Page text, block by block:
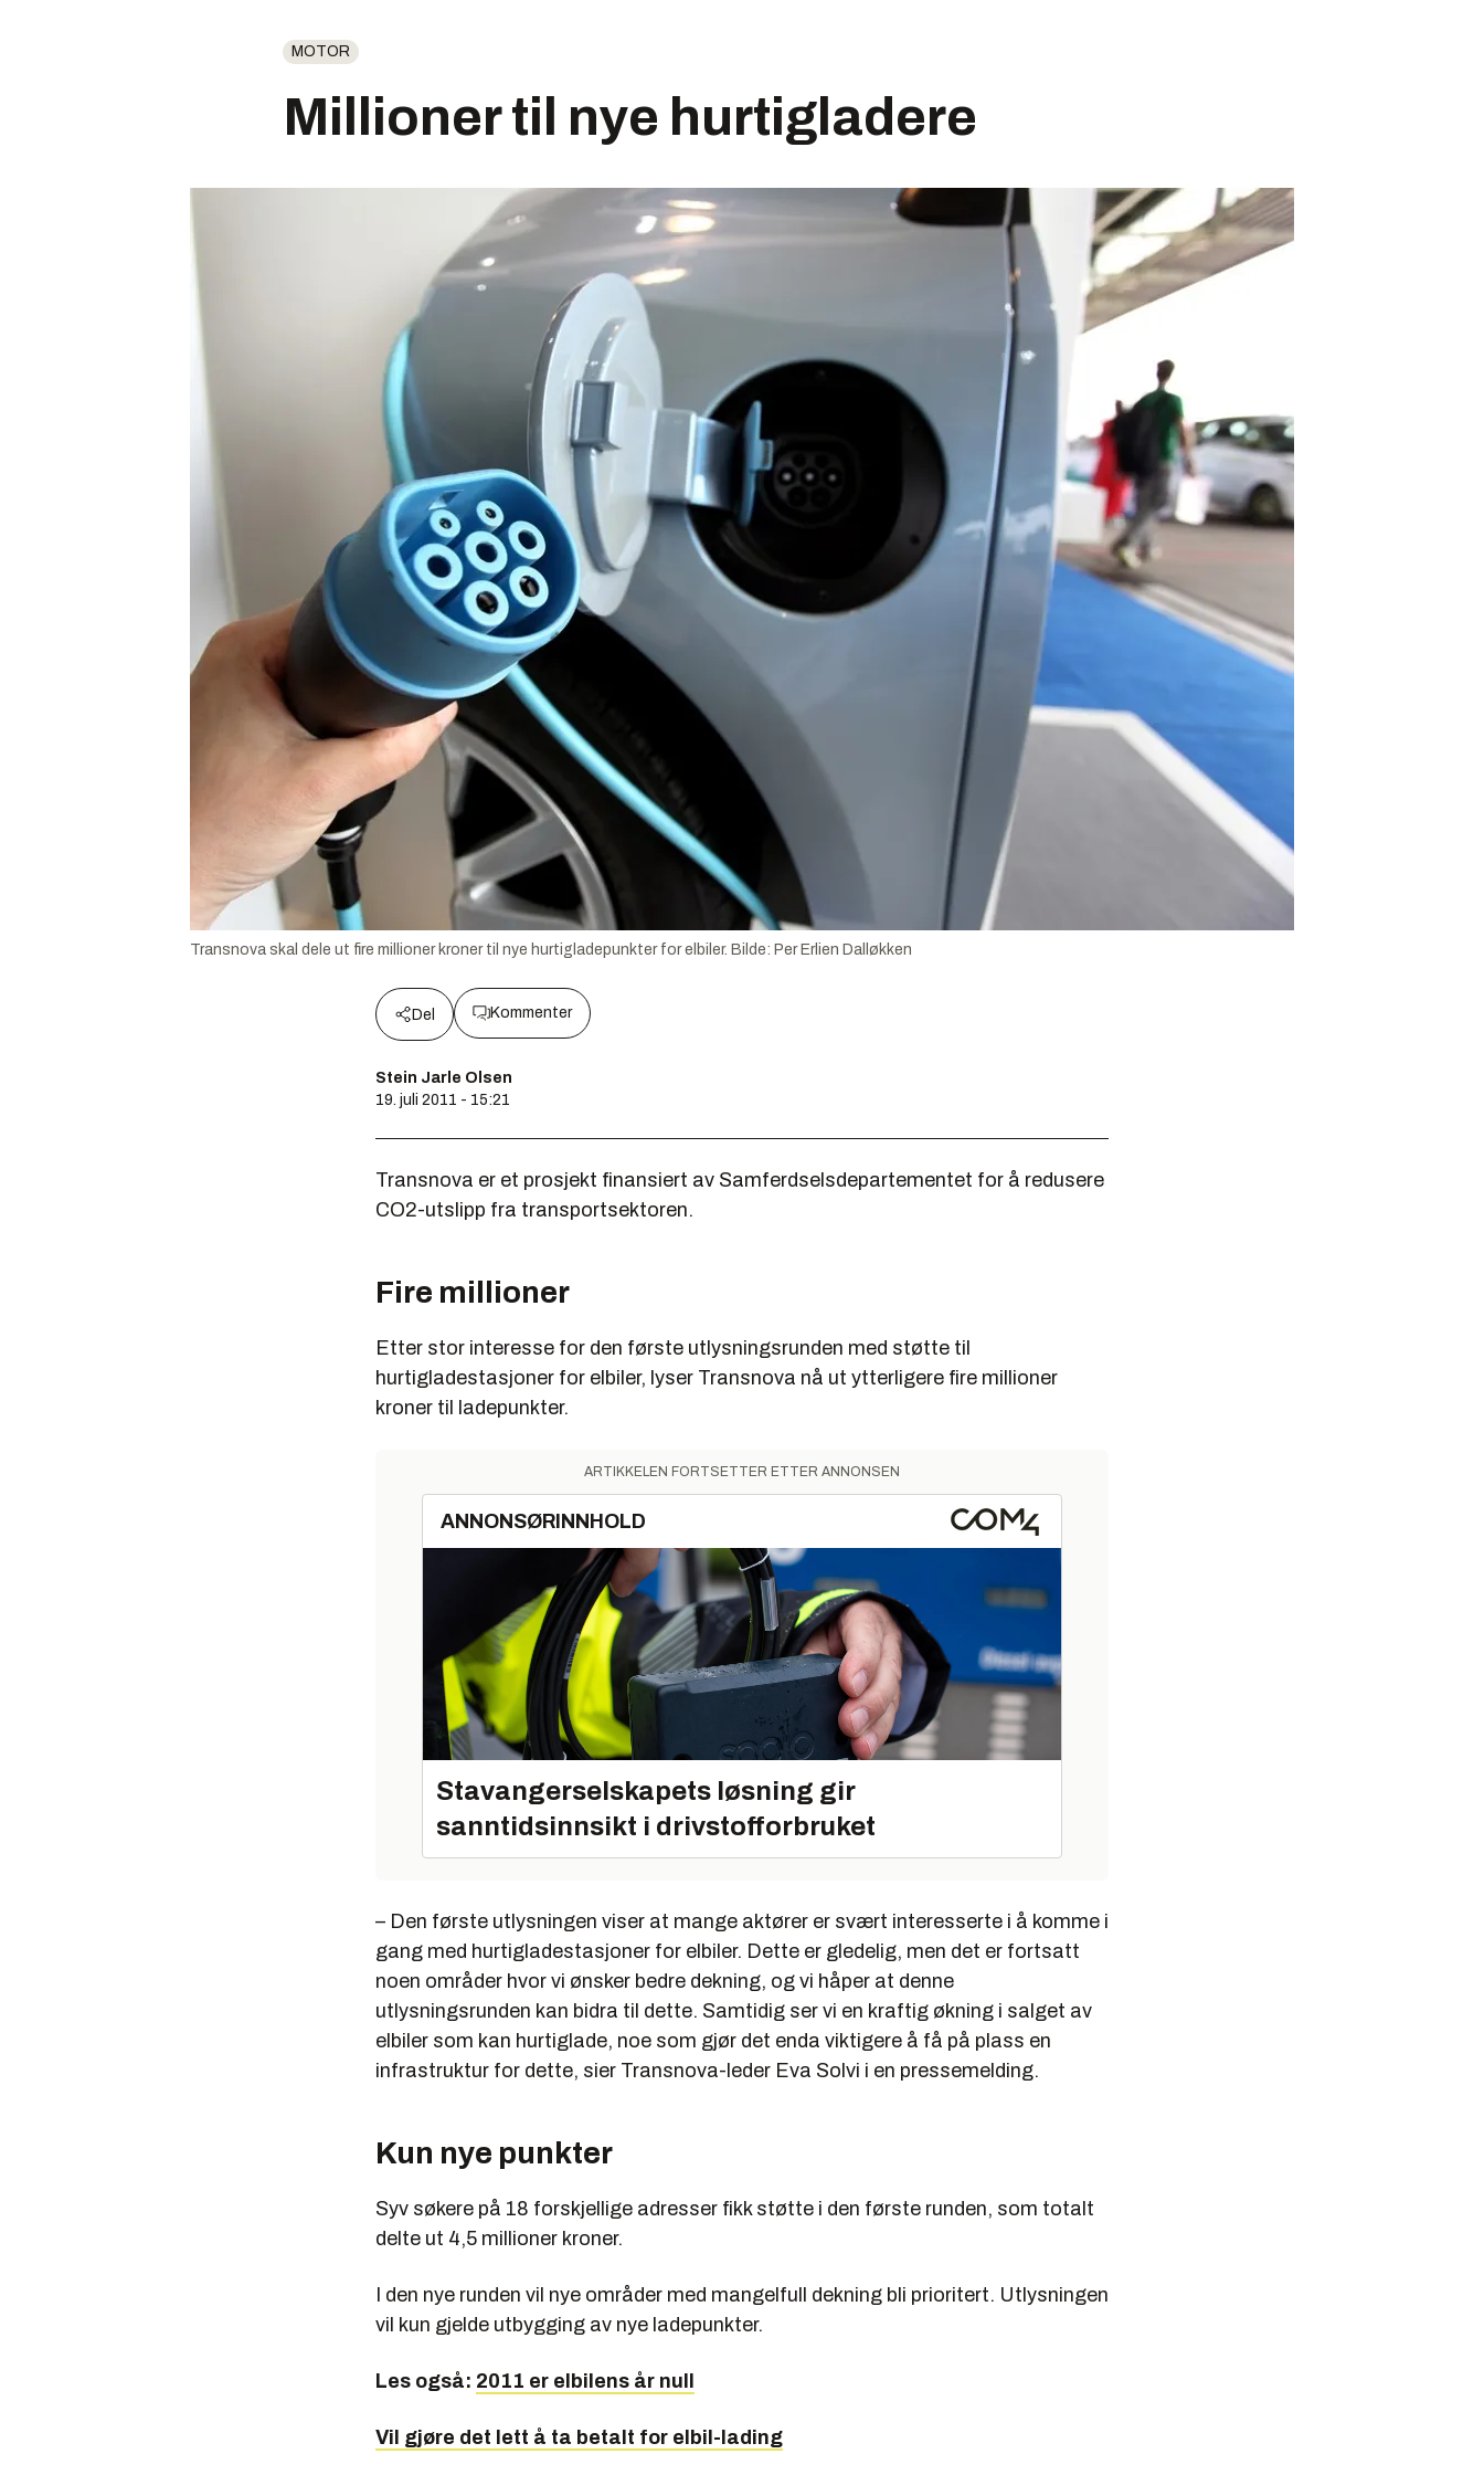
MOTOR
Millioner til nye hurtigladere
Transnova skal dele ut fire millioner kroner til nye hurtigladepunkter for elbiler. Bilde: Per Erlien Dalløkken
Del Kommenter
Stein Jarle Olsen
19. juli 2011 - 15:21
Transnova er et prosjekt finansiert av Samferdselsdepartementet for å redusere
CO2-utslipp fra transportsektoren.
Fire millioner
Etter stor interesse for den første utlysningsrunden med støtte til
hurtigladestasjoner for elbiler, lyser Transnova nå ut ytterligere fire millioner
kroner til ladepunkter.
ARTIKKELEN FORTSETTER ETTER ANNONSEN
ANNONSØRINNHOLD
Stavangerselskapets løsning gir
sanntidsinnsikt i drivstofforbruket
– Den første utlysningen viser at mange aktører er svært interesserte i å komme i
gang med hurtigladestasjoner for elbiler. Dette er gledelig, men det er fortsatt
noen områder hvor vi ønsker bedre dekning, og vi håper at denne
utlysningsrunden kan bidra til dette. Samtidig ser vi en kraftig økning i salget av
elbiler som kan hurtiglade, noe som gjør det enda viktigere å få på plass en
infrastruktur for dette, sier Transnova-leder Eva Solvi i en pressemelding.
Kun nye punkter
Syv søkere på 18 forskjellige adresser fikk støtte i den første runden, som totalt
delte ut 4,5 millioner kroner.
I den nye runden vil nye områder med mangelfull dekning bli prioritert. Utlysningen
vil kun gjelde utbygging av nye ladepunkter.
Les også: 2011 er elbilens år null
Vil gjøre det lett å ta betalt for elbil-lading